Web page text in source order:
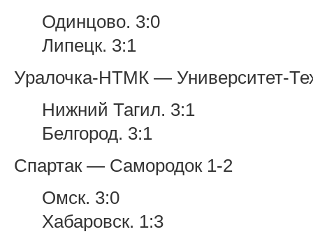
Одинцово. 3:0
Липецк. 3:1
Уралочка-НТМК — Университет-
Нижний Тагил. 3:1
Белгород. 3:1
Спартак — Самородок 1-2
Омск. 3:0
Хабаровск. 1:3